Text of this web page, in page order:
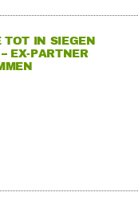
TOT IN SIEGEN
EX-PARTNER